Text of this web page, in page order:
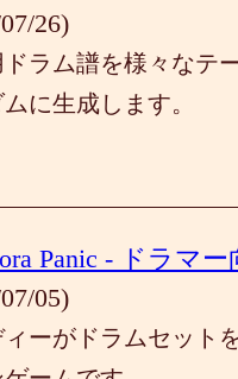
26)
ラム譜を様々なテ
に生成します。
Panic - ドラマ
05)
ィーがドラムセット